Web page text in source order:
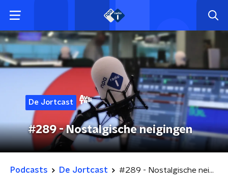
De Jortcast
#289 - Nostalgische neigingen
Podcasts De Jortcast #289 - Nostalgische neigingen